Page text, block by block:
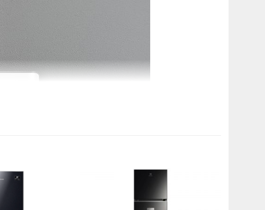
đa chức năng
chiều
lắp đặt
– Khối lượng: Cao 86.7 cm – Ngang 48 cm – Sâu 45.1